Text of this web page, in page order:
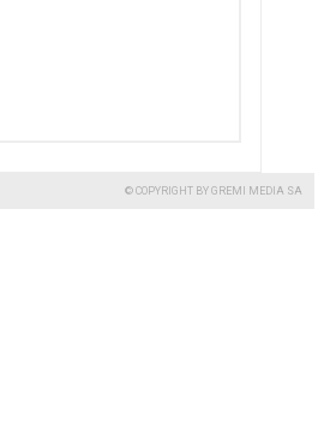
© COPYRIGHT BY GREMI MEDIA SA